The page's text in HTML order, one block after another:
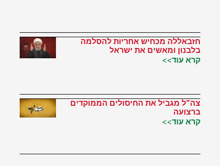
חזבאללה מכחיש אחריות להסלמה
בלבנון ומאשים את ישראל
קרא עוד>>
צה"ל מגביל את החיסולים הממוקדים
ברצועה
קרא עוד>>